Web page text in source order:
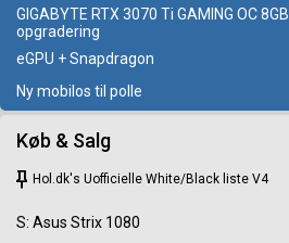
GIGABYTE RTX 3070 Ti GAMING OC 8GB
opgradering
eGPU + Snapdragon
Ny mobilos til polle
Køb & Salg
keep Hol.dk's Uofficielle White/Black liste V4
S: Asus Strix 1080